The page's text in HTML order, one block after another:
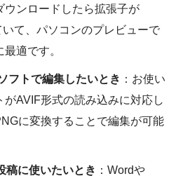
ウンロードしたら拡張子が
いて、パソコンのプレビューで
適です。
フトで編集したいとき ：お使い
がAVIF形式の読み込みに対応し
に変換することで編集が可能
稿に使いたいとき ：Wordや